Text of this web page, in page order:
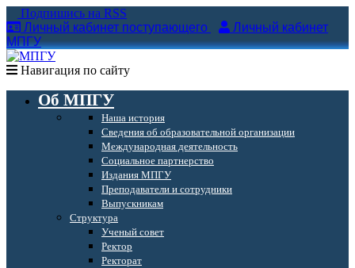
Подпишись на RSS
Личный кабинет поступающего
Личный кабинет
МПГУ
Навигация по сайту
Об МПГУ
Наша история
Сведения об образовательной организации
Международная деятельность
Социальное партнерство
Издания МПГУ
Преподаватели и сотрудники
Выпускникам
Структура
Ученый совет
Ректор
Ректорат